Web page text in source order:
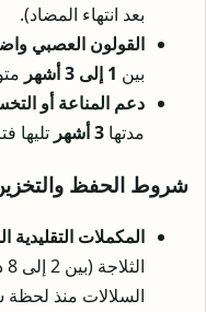
بعد انتهاء المضاد).
القولون العصبي
بين1 إلى 3 أشهر
دعم المناعة أو
مدتها3 أشهر تليها
شروط الحفظ
المكملات التقليدية
السلالات منذ لحظة